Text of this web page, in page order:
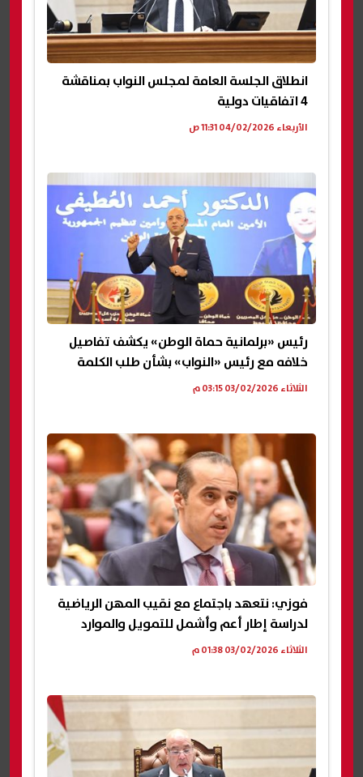
انطلاق الجلسة العامة لمجلس النواب بمناقشة
4 اتفاقيات دولية
الأربعاء 04/02/2026 11:31 ص
رئيس «برلمانية حماة الوطن» يكشف تفاصيل
خلافه مع رئيس «النواب» بشأن طلب الكلمة
الثلاثاء 03/02/2026 03:15 م
فوزي: نتعهد باجتماع مع نقيب المهن الرياضية
لدراسة إطار أعم وأشمل للتمويل والموارد
الثلاثاء 03/02/2026 01:38 م